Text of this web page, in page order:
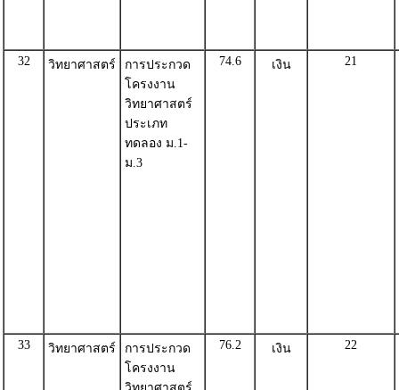
32 วิทยาศาสตร์
การประกวด
โครงงาน
วิทยาศาสตร์
ประเภท
ทดลอง ม.1-
ม.3
74.6 เงิน 21
33 วิทยาศาสตร์
การประกวด
โครงงาน
76.2 เงิน 22